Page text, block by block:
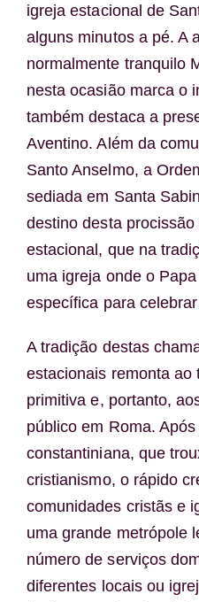
igreja estacional de
alguns minutos a pé. A
normalmente tranquilo
nesta ocasião marca o
também destaca a
Aventino. Além da
Santo Anselmo, a
sediada em Santa
destino desta
estacional, que na
uma igreja onde o
específica para
A tradição destas
estacionais remonta ao
primitiva e, portanto,
público em Roma.
constantiniana, que
cristianismo, o rápido
comunidades cristãs e
uma grande metrópole
número de serviços
diferentes locais ou